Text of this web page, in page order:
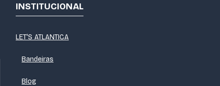
INSTITUCIONAL
LET'S ATLANTICA
Bandeiras
Blog